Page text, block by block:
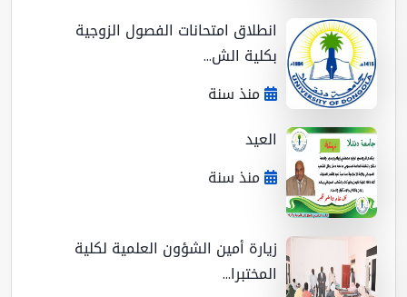
انطلاق امتحانات الفصول الزوجية
بكلية الش...
منذ سنة
العيد
منذ سنة
زيارة أمين الشؤون العلمية لكلية
المختبرا...